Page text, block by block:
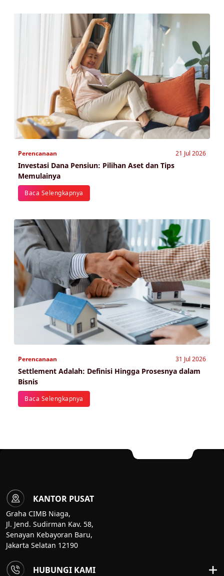
Perencanaan 21 Jul 2026
Investasi Dana Pensiun: Pilihan Aset dan Tips
Memulainya
Baca Selengkapnya
Perencanaan 31 Jul 2026
Settlement Adalah: Definisi Hingga Prosesnya dalam
Bisnis
Baca Selengkapnya
KANTOR PUSAT
Graha CIMB Niaga,
Jl. Jend. Sudirman Kav. 58,
Senayan Kebayoran Baru,
Jakarta Selatan 12190
HUBUNGI KAMI